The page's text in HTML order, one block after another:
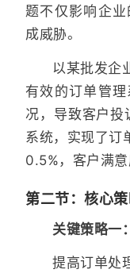
题不仅影响企
成威胁。
以某批发企
有效的订单管
况，导致客户投
系统，实现了订
0.5%，客户满意
第二节：核心
关键策略一
提高订单处